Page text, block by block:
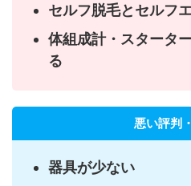
セルフ脱毛とセルフ
体組成計・スタータ
る
悪い評判
器具が少ない